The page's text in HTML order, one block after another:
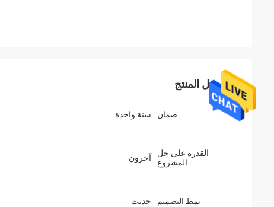
تفاصيل المنتج
ضمان سنة واحدة
القدرة على حل
المشروع
آحرون
نمط التصميم حديث